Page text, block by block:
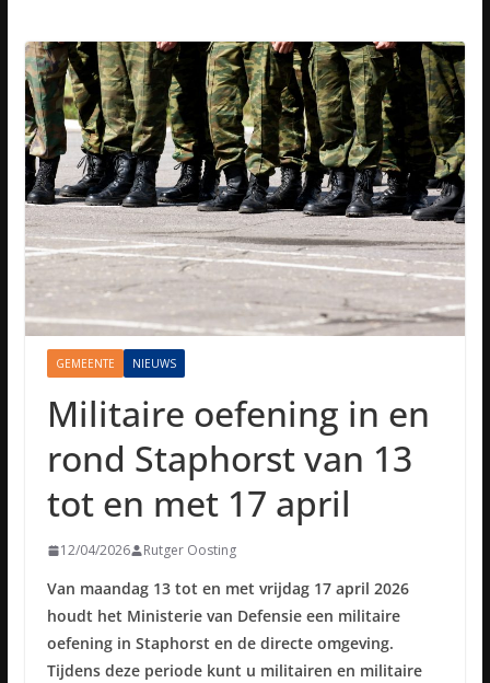
GEMEENTE NIEUWS
Militaire oefening in en
rond Staphorst van 13
tot en met 17 april
12/04/2026 Rutger Oosting
Van maandag 13 tot en met vrijdag 17 april 2026
houdt het Ministerie van Defensie een militaire
oefening in Staphorst en de directe omgeving.
Tijdens deze periode kunt u militairen en militaire